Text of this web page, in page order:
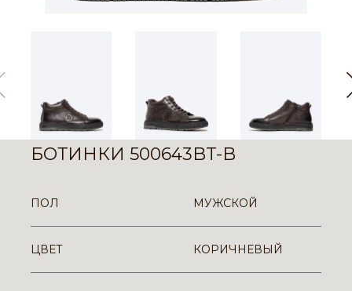
БОТИНКИ 500643BT-B
ПОЛ МУЖСКОЙ
ЦВЕТ КОРИЧНЕВЫЙ